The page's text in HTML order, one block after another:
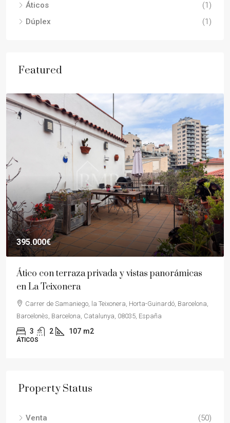
Áticos
(1)
Dúplex
(1)
Featured
395.000€
Ático con terraza privada y vistas panorámicas
en La Teixonera
Carrer de Samaniego, la Teixonera, Horta-Guinardó, Barcelona,
Barcelonès, Barcelona, Catalunya, 08035, España
3 2 107 m2
ÁTICOS
Property Status
Venta
(50)